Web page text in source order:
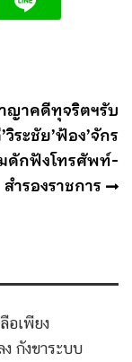
ญาคดีทุจริตฯรับ
ระชัย’ฟ้อง’จักร
ดักฟังโทรศัพท์-
สำรองราชการ
อเพียง
กังขาระบบ